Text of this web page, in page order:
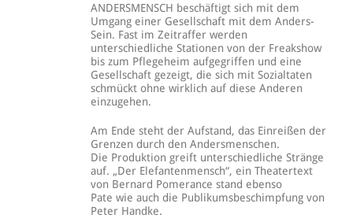
ANDERSMENSCH beschäftigt sich mit dem
Umgang einer Gesellschaft mit dem Anders-
Sein. Fast im Zeitraffer werden
unterschiedliche Stationen von der Freakshow
bis zum Pflegeheim aufgegriffen und eine
Gesellschaft gezeigt, die sich mit Sozialtaten
schmückt ohne wirklich auf diese Anderen
einzugehen.
Am Ende steht der Aufstand, das Einreißen der
Grenzen durch den Andersmenschen.
Die Produktion greift unterschiedliche Stränge
auf. „Der Elefantenmensch“, ein Theatertext
von Bernard Pomerance stand ebenso
Pate wie auch die Publikumsbeschimpfung von
Peter Handke.